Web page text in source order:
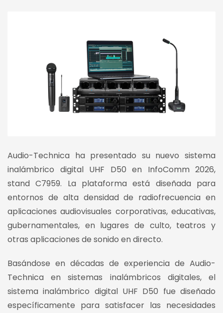
Audio-Technica ha presentado su nuevo sistema
inalámbrico digital UHF D50 en InfoComm 2026,
stand C7959. La plataforma está diseñada para
entornos de alta densidad de radiofrecuencia en
aplicaciones audiovisuales corporativas, educativas,
gubernamentales, en lugares de culto, teatros y
otras aplicaciones de sonido en directo.
Basándose en décadas de experiencia de Audio-
Technica en sistemas inalámbricos digitales, el
sistema inalámbrico digital UHF D50 fue diseñado
específicamente para satisfacer las necesidades